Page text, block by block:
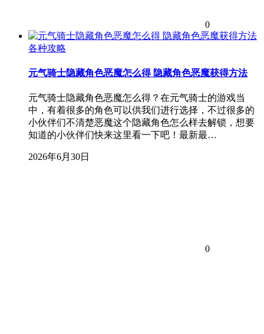
0
各种攻略
元气骑士隐藏角色恶魔怎么得 隐藏角色恶魔获得方法
元气骑士隐藏角色恶魔怎么得？在元气骑士的游戏当
中，有着很多的角色可以供我们进行选择，不过很多的
小伙伴们不清楚恶魔这个隐藏角色怎么样去解锁，想要
知道的小伙伴们快来这里看一下吧！最新最…
2026年6月30日
0